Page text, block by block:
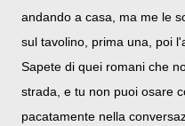
andando a casa, ma me le
sul tavolino, prima una, poi
Sapete di quei romani che
strada, e tu non puoi osare
pacatamente nella